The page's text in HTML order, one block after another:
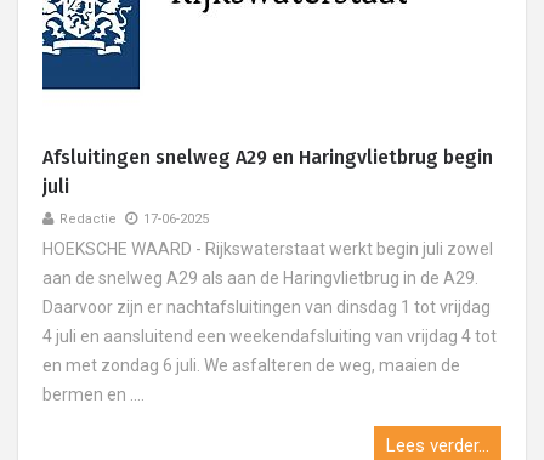
Afsluitingen snelweg A29 en Haringvlietbrug begin
juli
Redactie 17-06-2025
HOEKSCHE WAARD - Rijkswaterstaat werkt begin juli zowel
aan de snelweg A29 als aan de Haringvlietbrug in de A29.
Daarvoor zijn er nachtafsluitingen van dinsdag 1 tot vrijdag
4 juli en aansluitend een weekendafsluiting van vrijdag 4 tot
en met zondag 6 juli. We asfalteren de weg, maaien de
bermen en ....
Lees verder...